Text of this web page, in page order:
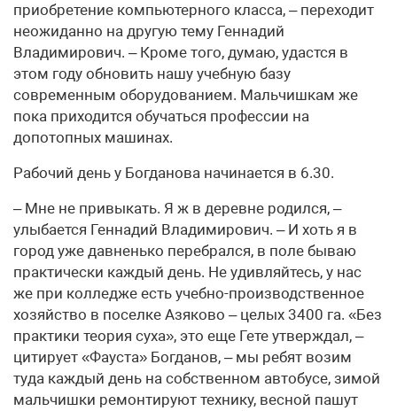
приобретение компьютерного класса, – переходит
неожиданно на другую тему Геннадий
Владимирович. – Кроме того, думаю, удастся в
этом году обновить нашу учебную базу
современным оборудованием. Мальчишкам же
пока приходится обучаться профессии на
допотопных машинах.
Рабочий день у Богданова начинается в 6.30.
– Мне не привыкать. Я ж в деревне родился, –
улыбается Геннадий Владимирович. – И хоть я в
город уже давненько перебрался, в поле бываю
практически каждый день. Не удивляйтесь, у нас
же при колледже есть учебно-производственное
хозяйство в поселке Азяково – целых 3400 га. «Без
практики теория суха», это еще Гете утверждал, –
цитирует «Фауста» Богданов, – мы ребят возим
туда каждый день на собственном автобусе, зимой
мальчишки ремонтируют технику, весной пашут